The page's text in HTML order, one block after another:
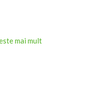
mai mult